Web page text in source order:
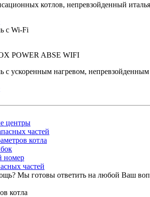
котлов, непревзойденный
с Wi-Fi
POWER ABSE WIFI
с ускоренным нагревом,
центры
частей
котла
номер
частей
Мы готовы ответить на любой Ваш
котла